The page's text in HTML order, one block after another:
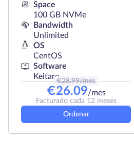
Space
100 GB NVMe
Bandwidth
Unlimited
OS
CentOS
Software
Keitaro
€28.99/mes
€26.09/mes
Facturado cada 12 meses
Ordenar